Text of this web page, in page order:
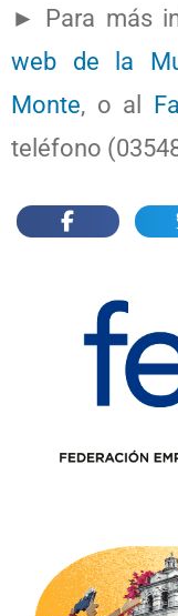
► Para más
web de la
Monte, o al
teléfono